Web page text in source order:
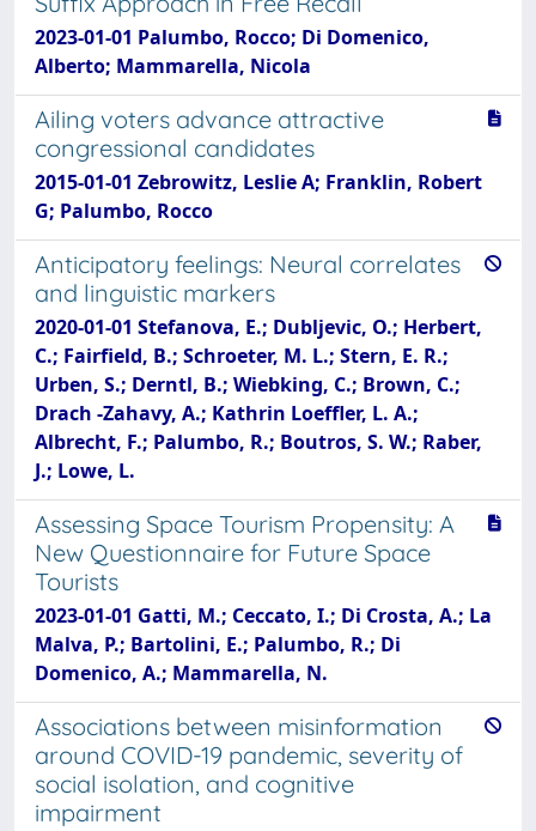
2023-01-01 Palumbo, Rocco; Di Domenico,
Alberto; Mammarella, Nicola
Ailing voters advance attractive
congressional candidates
2015-01-01 Zebrowitz, Leslie A; Franklin, Robert
G; Palumbo, Rocco
Anticipatory feelings: Neural correlates
and linguistic markers
2020-01-01 Stefanova, E.; Dubljevic, O.; Herbert,
C.; Fairfield, B.; Schroeter, M. L.; Stern, E. R.;
Urben, S.; Derntl, B.; Wiebking, C.; Brown, C.;
Drach -Zahavy, A.; Kathrin Loeffler, L. A.;
Albrecht, F.; Palumbo, R.; Boutros, S. W.; Raber,
J.; Lowe, L.
Assessing Space Tourism Propensity: A
New Questionnaire for Future Space
Tourists
2023-01-01 Gatti, M.; Ceccato, I.; Di Crosta, A.; La
Malva, P.; Bartolini, E.; Palumbo, R.; Di
Domenico, A.; Mammarella, N.
Associations between misinformation
around COVID-19 pandemic, severity of
social isolation, and cognitive
impairment